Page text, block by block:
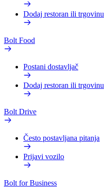
Dodaj restoran ili trgovinu
Bolt Food
Postani dostavljač
Dodaj restoran ili trgovinu
Bolt Drive
Često postavljana pitanja
Prijavi vozilo
Bolt for Business